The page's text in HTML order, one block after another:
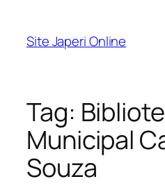
Site Japeri Online
Tag:
Municipal
Souza